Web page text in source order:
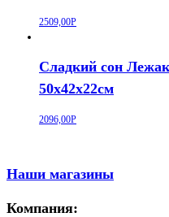
2509,00Р
Сладкий сон
50х42х22см
2096,00Р
Наши магазины
Компания: